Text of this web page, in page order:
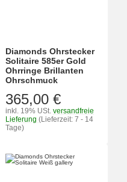
Diamonds Ohrstecker
Solitaire 585er Gold
Ohrringe Brillanten
Ohrschmuck
365,00 €
inkl. 19% USt. versandfreie
Lieferung (Lieferzeit: 7 - 14
Tage)